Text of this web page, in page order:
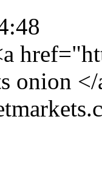
onion </